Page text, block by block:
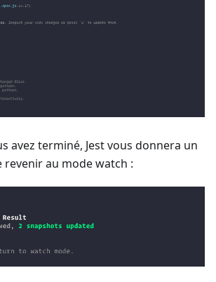
avez terminé, Jest vous donnera un
revenir au mode watch :